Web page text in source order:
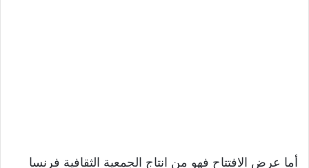
أما عرض الافتتاح فهو من انتاج الجمعية الثقافية فرنسا